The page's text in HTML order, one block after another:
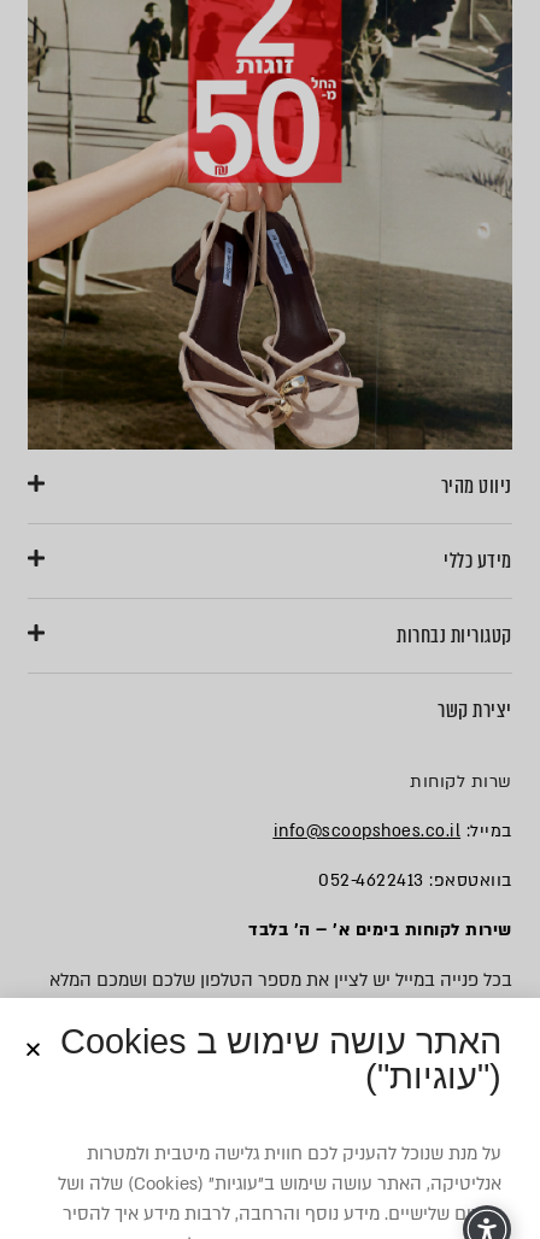
ניווט מהיר
מידע כללי
קטגוריות נבחרות
יצירת קשר
שרות לקוחות
במייל: info@scoopshoes.co.il
בוואטסאפ: 052-4622413
שירות לקוחות בימים א׳ – ה׳ בלבד
בכל פנייה במייל יש לציין את מספר הטלפון שלכם ושמכם המלא
האתר עושה שימוש ב Cookies
("עוגיות")
על מנת שנוכל להעניק לכם חווית גלישה מיטבית ולמטרות
אנליטיקה, האתר עושה שימוש ב”עוגיות” (Cookies) שלה ושל
צדדים שלישיים. מידע נוסף והרחבה, לרבות מידע איך להסיר